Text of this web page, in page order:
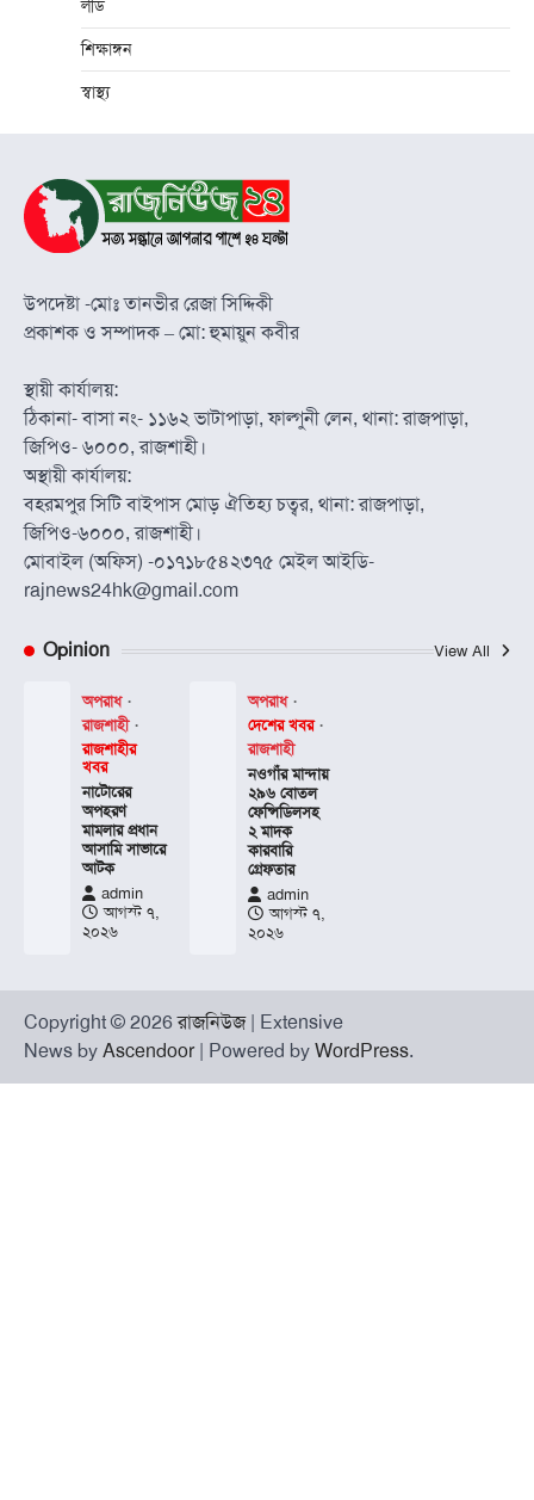
লীড
শিক্ষাঙ্গন
স্বাস্থ্য
উপদেষ্টা -মোঃ তানভীর রেজা সিদ্দিকী
প্রকাশক ও সম্পাদক – মো: হুমায়ুন কবীর
স্থায়ী কার্যালয়:
ঠিকানা- বাসা নং- ১১৬২ ভাটাপাড়া, ফাল্গুনী লেন, থানা: রাজপাড়া,
জিপিও- ৬০০০, রাজশাহী।
অস্থায়ী কার্যালয়:
বহরমপুর সিটি বাইপাস মোড় ঐতিহ্য চত্বর, থানা: রাজপাড়া,
জিপিও-৬০০০, রাজশাহী।
মোবাইল (অফিস) -০১৭১৮৫৪২৩৭৫ মেইল আইডি-
rajnews24hk@gmail.com
Opinion View All
অপরাধ
রাজশাহী
রাজশাহীর
খবর
নাটোরের
অপহরণ
মামলার প্রধান
আসামি সাভারে
আটক
admin
আগস্ট ৭,
২০২৬
অপরাধ
দেশের খবর
রাজশাহী
নওগাঁর মান্দায়
২৯৬ বোতল
ফেন্সিডিলসহ
২ মাদক
কারবারি
গ্রেফতার
admin
আগস্ট ৭,
২০২৬
Copyright © 2026রাজনিউজ| Extensive
News by Ascendoor| Powered by WordPress.